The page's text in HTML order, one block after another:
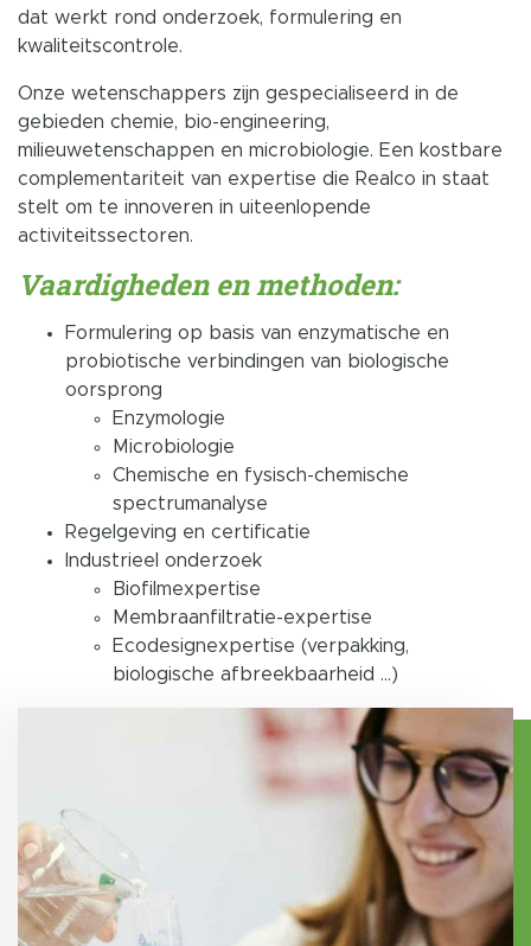
dat werkt rond onderzoek, formulering en
kwaliteitscontrole.
Onze wetenschappers zijn gespecialiseerd in de
gebieden chemie, bio-engineering,
milieuwetenschappen en microbiologie. Een kostbare
complementariteit van expertise die Realco in staat
stelt om te innoveren in uiteenlopende
activiteitssectoren.
Vaardigheden en methoden:
Formulering op basis van enzymatische en
probiotische verbindingen van biologische
oorsprong
Enzymologie
Microbiologie
Chemische en fysisch-chemische
spectrumanalyse
Regelgeving en certificatie
Industrieel onderzoek
Biofilmexpertise
Membraanfiltratie-expertise
Ecodesignexpertise (verpakking,
biologische afbreekbaarheid …)